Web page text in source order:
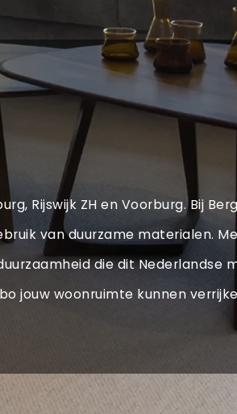
Rijswijk ZH en Voorburg. Bij
van duurzame materialen.
die dit Nederlandse
jouw woonruimte kunnen